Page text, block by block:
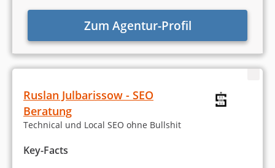
Zum Agentur-Profil
Ruslan Julbarissow - SEO
Beratung
Technical und Local SEO ohne Bullshit
Key-Facts